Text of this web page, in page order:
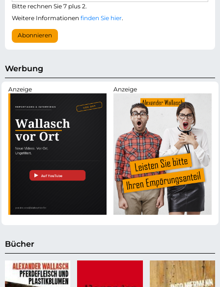
l
-
d
r
s
e
i
h
t
f
d
Bitte rechnen Sie 7 plus 2.
Weitere Informationen finden Sie hier.
Abonnieren
Werbung
Bücher